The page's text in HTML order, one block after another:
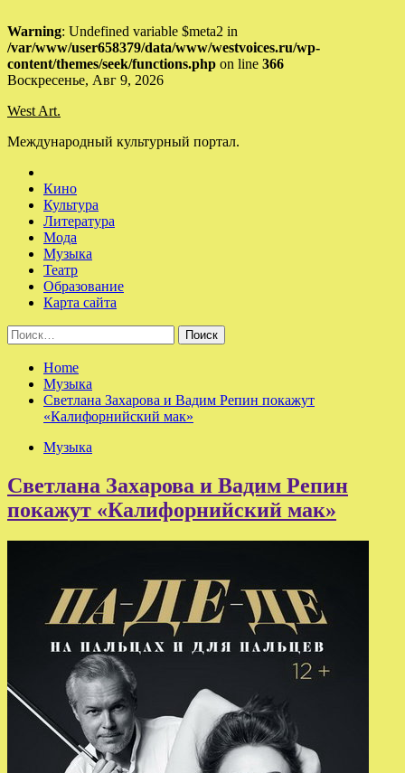
Warning: Undefined variable $meta2 in
/var/www/user658379/data/www/westvoices.ru/wp-
content/themes/seek/functions.php on line 366
Skip
content
Воскресенье, Авг 9, 2026
West Art.
Международный культурный портал.
Кино
Культура
Литература
Мода
Музыка
Театр
Образование
Карта сайта
Найти:
Home
Музыка
Светлана Захарова и Вадим Репин покажут
«Калифорнийский мак»
Музыка
Светлана Захарова и Вадим Репин
покажут «Калифорнийский мак»